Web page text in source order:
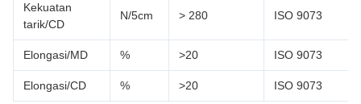
Kekuatan
tarik/CD
N/5cm > 280 ISO 9073
Elongasi/MD % >20 ISO 9073
Elongasi/CD % >20 ISO 9073